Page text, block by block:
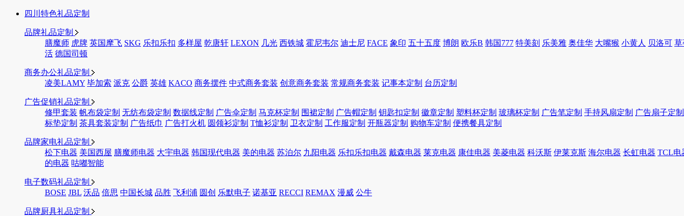
四川特色礼品定制
品牌礼品定制
膳魔师 虎牌 英国摩飞 SKG 乐扣乐扣 多样屋 乾唐轩 LEXON 几光 西铁城 霍尼韦尔 迪士尼 FACE 象印 五十五度 博朗 欧乐B 韩国777 特美刻 乐美雅 奥佳华 大嘴猴 小黄人 贝洛可 草
活 德国司顿
商务办公礼品定制
凌美LAMY 毕加索 派克 公爵 英雄 KACO 商务摆件 中式商务套装 创意商务套装 常规商务套装 记事本定制 台历定制
广告促销礼品定制
修甲套装 帆布袋定制 无纺布袋定制 数据线定制 广告伞定制 马克杯定制 围裙定制 广告帽定制 钥匙扣定制 徽章定制 塑料杯定制 玻璃杯定制 广告笔定制 手持风扇定制 广告扇子定制
标垫定制 茶具套装定制 广告纸巾 广告打火机 圆领衫定制 T恤衫定制 卫衣定制 工作服定制 开瓶器定制 购物车定制 便携餐具定制
品牌家电礼品定制
松下电器 美国西屋 膳魔师电器 大宇电器 韩国现代电器 美的电器 苏泊尔 九阳电器 乐扣乐扣电器 戴森电器 莱克电器 康佳电器 美菱电器 科沃斯 伊莱克斯 海尔电器 长虹电器 TCL电
的电器 咕嘟智能
电子数码礼品定制
BOSE JBL 沃品 倍思 中国长城 品胜 飞利浦 圆创 乐默电子 诺基亚 RECCI REMAX 漫威 公牛
品牌厨具礼品定制